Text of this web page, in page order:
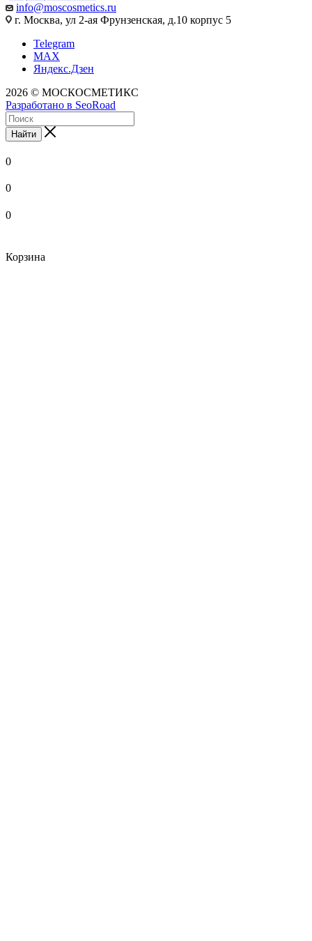
info@moscosmetics.ru
г. Москва, ул 2-ая Фрунзенская, д.10 корпус 5
Telegram
MAX
Яндекс.Дзен
2026 © МОСКОСМЕТИКС
Разработано в SeoRoad
Найти
0
0
0
Корзина